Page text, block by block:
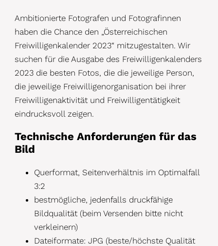
Ambitionierte Fotografen und Fotografinnen
haben die Chance den „Österreichischen
Freiwilligenkalender 2023“ mitzugestalten. Wir
suchen für die Ausgabe des Freiwilligenkalenders
2023 die besten Fotos, die die jeweilige Person,
die jeweilige Freiwilligenorganisation bei ihrer
Freiwilligenaktivität und Freiwilligentätigkeit
eindrucksvoll zeigen.
Technische Anforderungen für das
Bild
Querformat, Seitenverhältnis im Optimalfall
3:2
bestmögliche, jedenfalls druckfähige
Bildqualität (beim Versenden bitte nicht
verkleinern)
Dateiformate: JPG (beste/höchste Qualität